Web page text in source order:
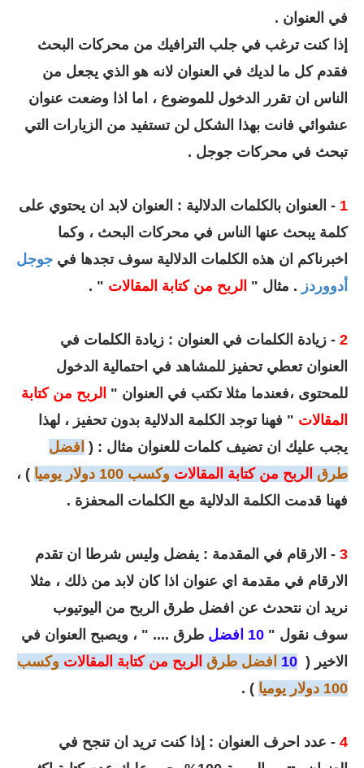
في العنوان .
إذا كنت ترغب في جلب الترافيك من محركات البحث
فقدم كل ما لديك في العنوان لانه هو الذي يجعل من
الناس ان تقرر الدخول للموضوع ، اما اذا وضعت عنوان
عشوائي فانت بهذا الشكل لن تستفيد من الزيارات التي
تبحث في محركات جوجل .
1 - العنوان بالكلمات الدلالية : العنوان لابد ان يحتوي على
كلمة يبحث عنها الناس في محركات البحث ، وكما
اخبرناكم ان هذه الكلمات الدلالية سوف تجدها في جوجل
أدووردز . مثال " الربح من كتابة المقالات " .
2 - زيادة الكلمات في العنوان : زيادة الكلمات في
العنوان تعطي تحفيز للمشاهد في احتمالية الدخول
للمحتوى ،فعندما مثلا تكتب في العنوان " الربح من كتابة
المقالات " فهنا توجد الكلمة الدلالية بدون تحفيز ، لهذا
يجب عليك ان تضيف كلمات للعنوان مثال : ( افضل
طرق الربح من كتابة المقالات وكسب 100 دولار يوميا
) ،
فهنا قدمت الكلمة الدلالية مع الكلمات المحفزة .
3 - الارقام في المقدمة : يفضل وليس شرطا ان تقدم
الارقام في مقدمة اي عنوان اذا كان لابد من ذلك ، مثلا
نريد ان نتحدث عن افضل طرق الربح من اليوتيوب
سوف نقول " 10 افضل
طرق .... " ، ويصبح العنوان في
الاخير ( 10 افضل طرق الربح من كتابة المقالات وكسب
100 دولار يوميا
) .
4 - عدد احرف العنوان : إذا كنت تريد ان تنجح في